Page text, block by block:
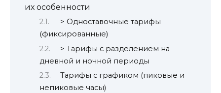
их особенности
> Одноставочные тарифы
(фиксированные)
> Тарифы с разделением на
дневной и ночной периоды
Тарифы с графиком (пиковые и
непиковые часы)